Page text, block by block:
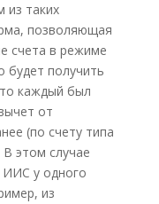
из таких
позволяющая
счета в режиме
получить
каждый был
от
(по счету типа
этом случае
ИИС у одного
из